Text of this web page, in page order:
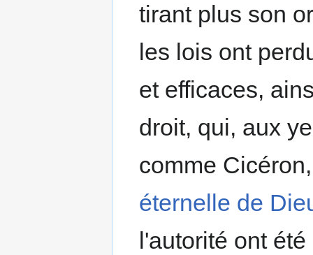
tirant plus son
les lois ont
et efficaces,
droit, qui, aux
comme
éternelle de
l'autorité ont